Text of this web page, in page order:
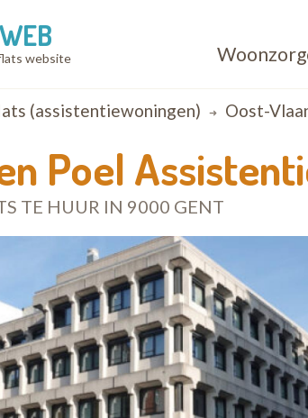
WEB
website
(assistentiewoningen) Oost-
Poel
TE HUUR IN 9000 GENT